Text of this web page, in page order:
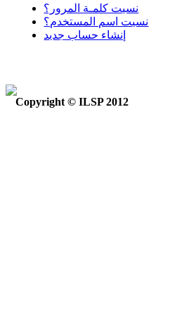
نسيت كلمـة المرور؟
نسيت اسم المستخدم؟
إنشاء حساب جديد
Copyright © ILSP 2012